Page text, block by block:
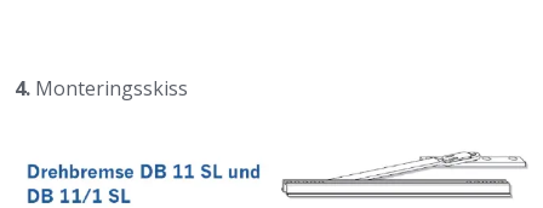
4. Monteringsskiss